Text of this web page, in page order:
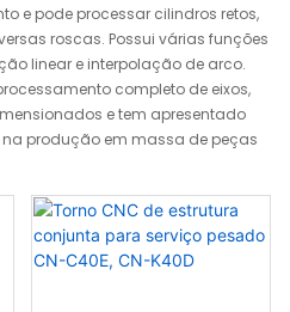
e pode processar cilindros retos,
roscas. Possui várias funções
linear e interpolação de arco.
completo de eixos,
e tem apresentado
produção em massa de peças